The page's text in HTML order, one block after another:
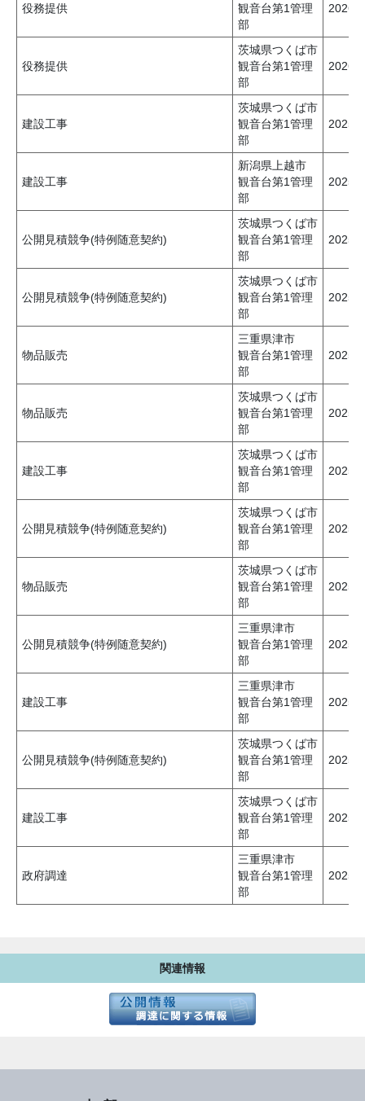
役務提供
観音台第1管理
部
2026
役務提供
茨城県つくば市
観音台第1管理
部
2026
建設工事
茨城県つくば市
観音台第1管理
部
2025
建設工事
新潟県上越市
観音台第1管理
部
2025
公開見積競争(特例随意契約)
茨城県つくば市
観音台第1管理
部
2025
公開見積競争(特例随意契約)
茨城県つくば市
観音台第1管理
部
2025
物品販売
三重県津市
観音台第1管理
部
2025
物品販売
茨城県つくば市
観音台第1管理
部
2025
建設工事
茨城県つくば市
観音台第1管理
部
2025
公開見積競争(特例随意契約)
茨城県つくば市
観音台第1管理
部
2025
物品販売
茨城県つくば市
観音台第1管理
部
2025
公開見積競争(特例随意契約)
三重県津市
観音台第1管理
部
2025
建設工事
三重県津市
観音台第1管理
部
2025
公開見積競争(特例随意契約)
茨城県つくば市
観音台第1管理
部
2025
建設工事
茨城県つくば市
観音台第1管理
部
2025
政府調達
三重県津市
観音台第1管理
部
2025
関連情報